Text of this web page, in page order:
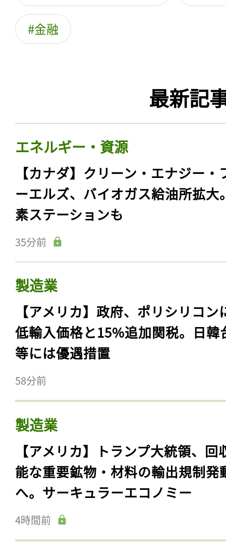
金融
最新記
エネルギー・資源
【カナダ】クリーン・エナジー・
ーエルズ、バイオガス給油所拡大
素ステーションも
35分前
製造業
【アメリカ】政府、ポリシリコン
低輸入価格と15%追加関税。日韓
等には優遇措置
58分前
製造業
【アメリカ】トランプ大統領、回
能な重要鉱物・材料の輸出規制発
へ。サーキュラーエコノミー
4時間前